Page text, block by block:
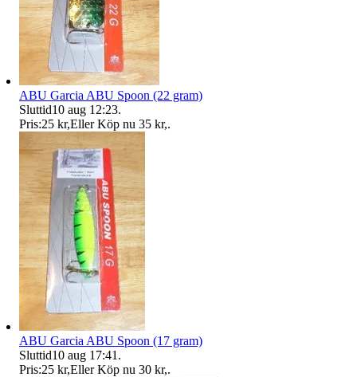
ABU Garcia ABU Spoon (22 gram)
Sluttid10 aug 12:23.
Pris:25 kr,Eller Köp nu 35 kr,.
ABU Garcia ABU Spoon (17 gram)
Sluttid10 aug 17:41 .
Pris:25 kr,Eller Köp nu 30 kr,.